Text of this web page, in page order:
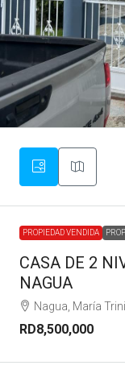
PROPIEDAD VENDIDA
CASA DE 2
NAGUA
Nagua, María
RD8,500,000